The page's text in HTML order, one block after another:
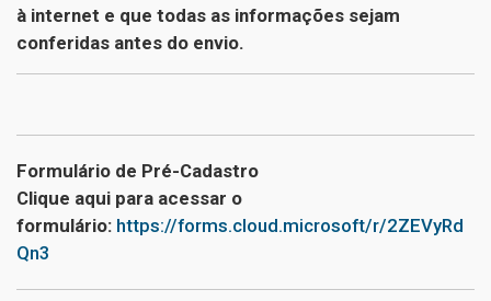
à internet e que todas as informações sejam
conferidas antes do envio.
Formulário de Pré-Cadastro
Clique aqui para acessar o
formulário: https://forms.cloud.microsoft/r/2ZEVyRd
Qn3